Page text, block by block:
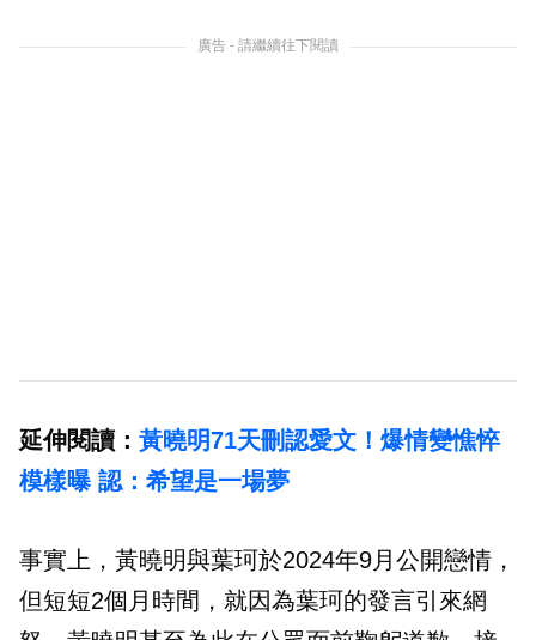
廣告 - 請繼續往下閱讀
延伸閱讀： 黃曉明71天刪認愛文！爆情變憔悴
模樣曝 認：希望是一場夢
事實上，黃曉明與葉珂於2024年9月公開戀情，
但短短2個月時間，就因為葉珂的發言引來網